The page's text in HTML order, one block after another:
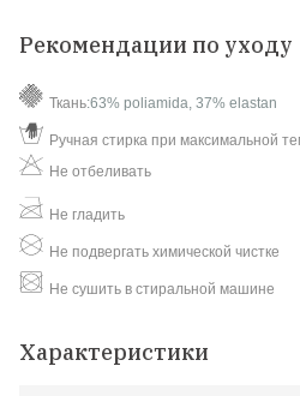
Рекомендации по уходу
Ткань:63% poliamida, 37% elastan
Ручная стирка при максимальной
Не отбеливать
Не гладить
Не подвергать химической чистке
Не сушить в стиральной машине
Характеристики